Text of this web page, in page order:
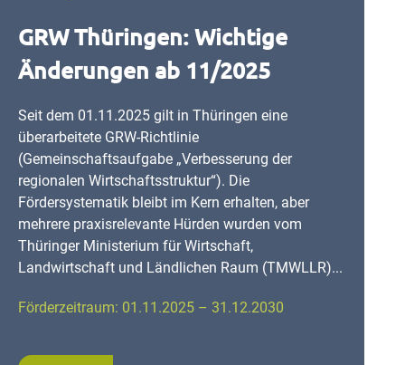
GRW Thüringen: Wichtige
Änderungen ab 11/2025
Seit dem 01.11.2025 gilt in Thüringen eine
überarbeitete GRW-Richtlinie
(Gemeinschaftsaufgabe „Verbesserung der
regionalen Wirtschaftsstruktur“). Die
Fördersystematik bleibt im Kern erhalten, aber
mehrere praxisrelevante Hürden wurden vom
Thüringer Ministerium für Wirtschaft,
Landwirtschaft und Ländlichen Raum (TMWLLR)...
Förderzeitraum: 01.11.2025 – 31.12.2030